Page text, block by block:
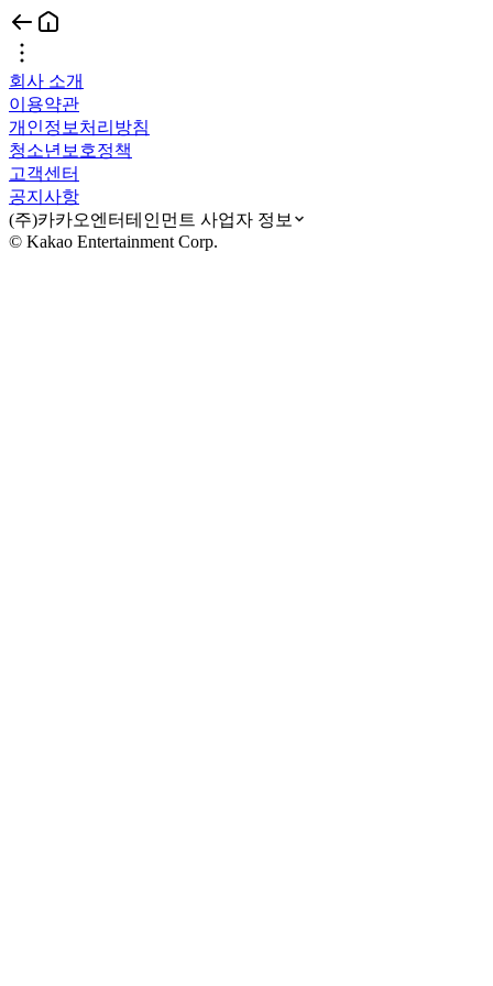
회사 소개
이용약관
개인정보처리방침
청소년보호정책
고객센터
공지사항
(주)카카오엔터테인먼트 사업자 정보
© Kakao Entertainment Corp.